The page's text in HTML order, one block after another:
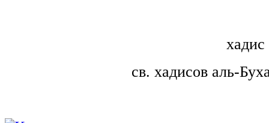
св. хадисов аль-